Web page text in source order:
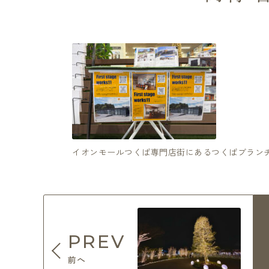
イオンモールつくば専門店街にあるつくばブラン
PREV
前へ